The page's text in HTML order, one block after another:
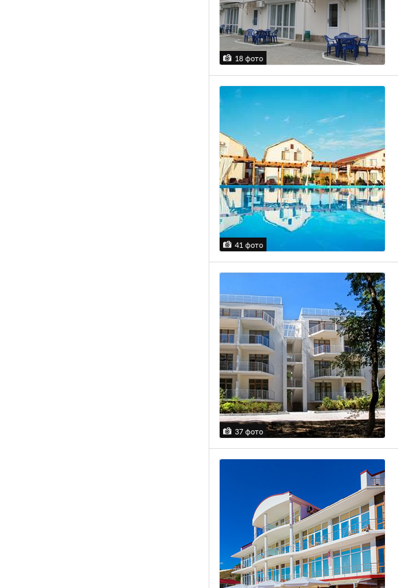
18 фото
41 фото
37 фото